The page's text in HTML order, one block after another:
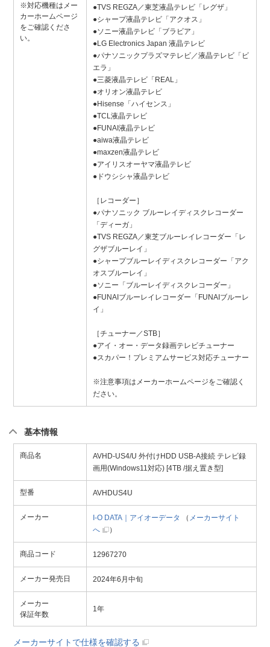
※対応機種はメー
カーホームページ
をご確認くださ
い。
●TVS REGZA／東芝液晶テレビ「レグザ」
●シャープ液晶テレビ「アクオス」
●ソニー液晶テレビ「ブラビア」
●LG Electronics Japan 液晶テレビ
●パナソニックプラズマテレビ／液晶テレビ「ビ
エラ」
●三菱液晶テレビ「REAL」
●オリオン液晶テレビ
●Hisense「ハイセンス」
●TCL液晶テレビ
●FUNAI液晶テレビ
●aiwa液晶テレビ
●maxzen液晶テレビ
●アイリスオーヤマ液晶テレビ
●ドウシシャ液晶テレビ
［レコーダー］
●パナソニック ブルーレイディスクレコーダー
「ディーガ」
●TVS REGZA／東芝ブルーレイレコーダー「レ
グザブルーレイ」
●シャープブルーレイディスクレコーダー「アク
オスブルーレイ」
●ソニー「ブルーレイディスクレコーダー」
●FUNAIブルーレイレコーダー「FUNAIブルーレ
イ」
［チューナー／STB］
●アイ・オー・データ録画テレビチューナー
●スカパー！プレミアムサービス対応チューナー
※注意事項はメーカーホームページをご確認く
ださい。
基本情報
商品名
AVHD-US4/U 外付けHDD USB-A接続 テレビ録
画用(Windows11対応) [4TB /据え置き型]
型番 AVHDUS4U
メーカー I-O DATA｜アイオーデータ （ メーカーサイト
へ
）
商品コード 12967270
メーカー発売日 2024年6月中旬
メーカー
保証年数
1年
メーカーサイトで仕様を確認する